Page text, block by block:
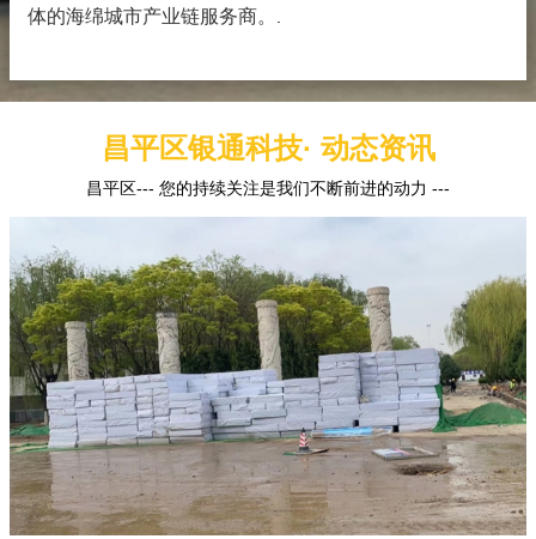
体的海绵城市产业链服务商。
昌平区银通科技· 动态资讯
昌平区--- 您的持续关注是我们不断前进的动力 ---